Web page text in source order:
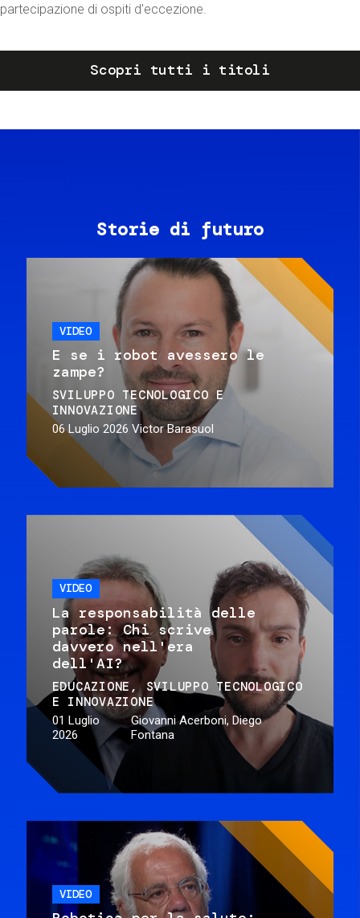
partecipazione di ospiti d'eccezione.
Scopri tutti i titoli
Storie di futuro
VIDEO
E se i robot avessero le
zampe?
SVILUPPO TECNOLOGICO E
INNOVAZIONE
06 Luglio 2026 Victor Barasuol
VIDEO
La responsabilità delle
parole: Chi scrive
davvero nell'era
dell'AI?
EDUCAZIONE
SVILUPPO TECNOLOGICO
E INNOVAZIONE
01 Luglio
2026
Giovanni Acerboni, Diego
Fontana
VIDEO